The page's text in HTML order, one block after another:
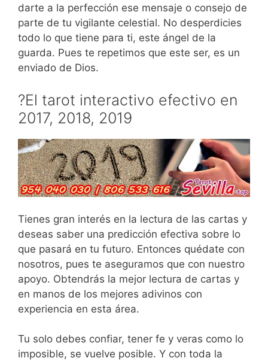
darte a la perfección ese mensaje o consejo de
parte de tu vigilante celestial. No desperdicies
todo lo que tiene para ti, este ángel de la
guarda. Pues te repetimos que este ser, es un
enviado de Dios.
?️El tarot interactivo efectivo en
2017, 2018, 2019
Tienes gran interés en la lectura de las cartas y
deseas saber una predicción efectiva sobre lo
que pasará en tu futuro. Entonces quédate con
nosotros, pues te aseguramos que con nuestro
apoyo. Obtendrás la mejor lectura de cartas y
en manos de los mejores adivinos con
experiencia en esta área.
Tu solo debes confiar, tener fe y veras como lo
imposible, se vuelve posible. Y con toda la